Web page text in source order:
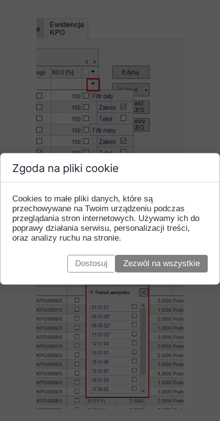
Zgoda na pliki cookie
Cookies to małe pliki danych, które są
przechowywane na Twoim urządzeniu podczas
przeglądania stron internetowych. Używamy ich do
poprawy działania serwisu, personalizacji treści,
oraz analizy ruchu na stronie.
Dostosuj Zezwól na wszystkie